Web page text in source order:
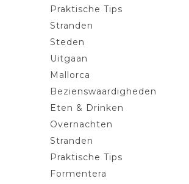
Praktische Tips
Stranden
Steden
Uitgaan
Mallorca
Bezienswaardigheden
Eten & Drinken
Overnachten
Stranden
Praktische Tips
Formentera